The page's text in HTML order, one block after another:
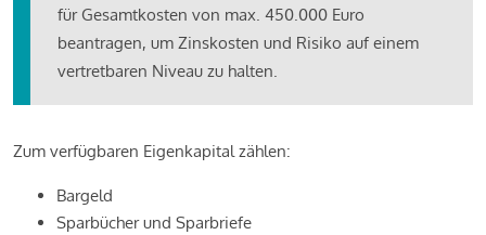
für Gesamtkosten von max. 450.000 Euro
beantragen, um Zinskosten und Risiko auf einem
vertretbaren Niveau zu halten.
Zum verfügbaren Eigenkapital zählen:
Bargeld
Sparbücher und Sparbriefe